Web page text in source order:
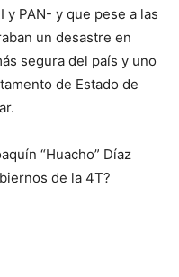
PAN- y que pese a las
un desastre en
segura del país y uno
de Estado de
“Huacho” Díaz
de la 4T?